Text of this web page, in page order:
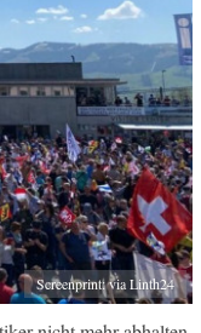
Screenprint: via Linth24